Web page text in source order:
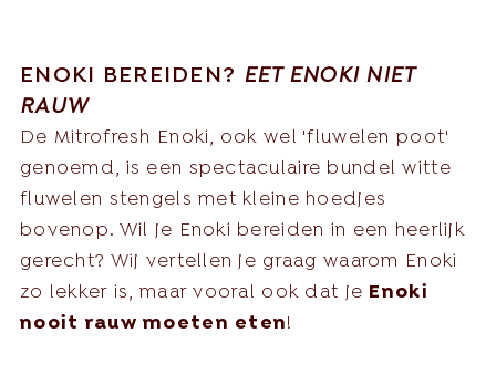
ENOKI BEREIDEN? EET ENOKI NIET
RAUW
De Mitrofresh Enoki, ook wel 'fluwelen poot'
genoemd, is een spectaculaire bundel witte
fluwelen stengels met kleine hoedjes
bovenop. Wil je Enoki bereiden in een heerlijk
gerecht? Wij vertellen je graag waarom Enoki
zo lekker is, maar vooral ook dat je Enoki
nooit rauw moeten eten!